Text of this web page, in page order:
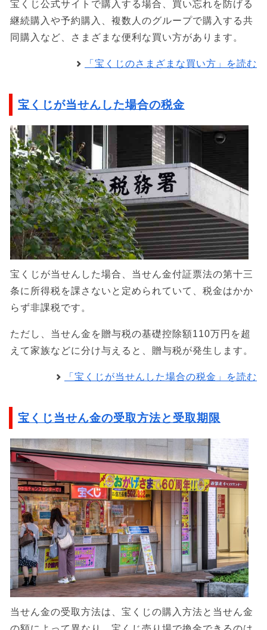
宝くじ公式サイトで購入する場合、買い忘れを防げる
継続購入や予約購入、複数人のグループで購入する共
同購入など、さまざまな便利な買い方があります。
「宝くじのさまざまな買い方」を読む
宝くじが当せんした場合の税金
宝くじが当せんした場合、当せん金付証票法の第十三
条に所得税を課さないと定められていて、税金はかか
らず非課税です。
ただし、当せん金を贈与税の基礎控除額110万円を超
えて家族などに分け与えると、贈与税が発生します。
「宝くじが当せんした場合の税金」を読む
宝くじ当せん金の受取方法と受取期限
当せん金の受取方法は、宝くじの購入方法と当せん金